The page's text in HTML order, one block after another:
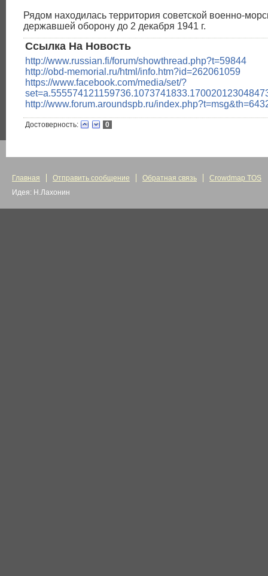
Рядом находилась территория советской военно-
державшей оборону до 2 декабря 1941 г.
Ссылка На Новость
http://www.russian.fi/forum/showthread.php?t=59844
http://obd-memorial.ru/html/info.htm?id=262061059
https://www.facebook.com/media/set/?
http://www.forum.aroundspb.ru/
Достоверность: 0
Главная Отправить сообщение Обратная связь
Crowdmap TOS
Идея: Н.Лахонин